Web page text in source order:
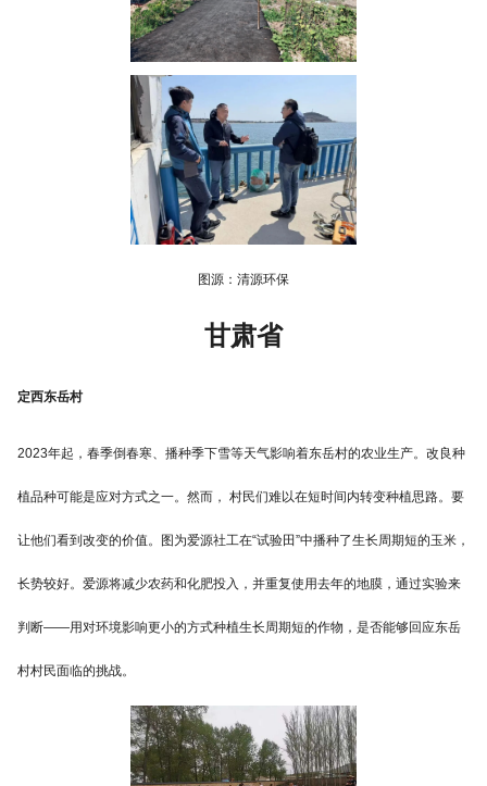
图源：清源环保
甘肃省
定西东岳村
2023年起，春季倒春寒、播种季下雪等天气影响着东岳村的农业生产。改良种
植品种可能是应对方式之一。然而， 村民们难以在短时间内转变种植思路。要
让他们看到改变的价值。图为爱源社工在“试验田”中播种了生长周期短的玉米，
长势较好。爱源将减少农药和化肥投入，并重复使用去年的地膜，通过实验来
判断——用对环境影响更小的方式种植生长周期短的作物，是否能够回应东岳
村村民面临的挑战。